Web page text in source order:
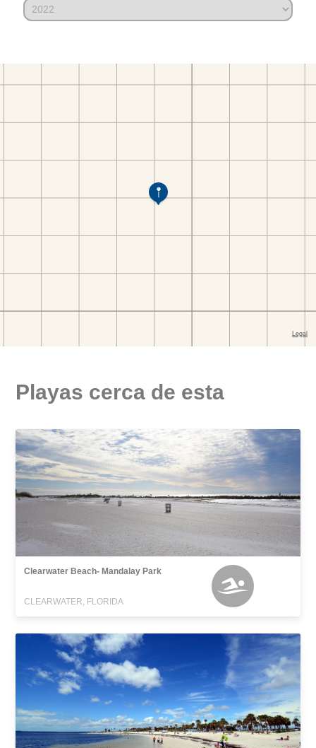
Playas cerca de esta
Clearwater Beach- Mandalay Park
CLEARWATER, FLORIDA